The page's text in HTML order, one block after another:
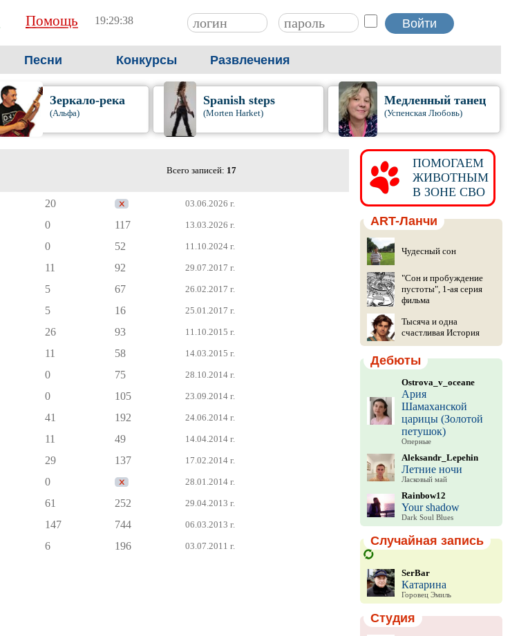
Помощь 19:29:39
Песни Конкурсы Развлечения
Зеркало-река
(Альфа)
Spanish steps
(Morten Harket)
Медленный танец
(Успенская Любовь)
Всего записей: 17
20 03.06.2026 г.
0 117 13.03.2026 г.
0 52 11.10.2024 г.
11 92 29.07.2017 г.
5 67 26.02.2017 г.
5 16 25.01.2017 г.
26 93 11.10.2015 г.
11 58 14.03.2015 г.
0 75 28.10.2014 г.
0 105 23.09.2014 г.
41 192 24.06.2014 г.
11 49 14.04.2014 г.
29 137 17.02.2014 г.
0 28.01.2014 г.
61 252 29.04.2013 г.
147 744 06.03.2013 г.
6 196 03.07.2011 г.
ПОМОГАЕМ
ЖИВОТНЫМ
В ЗОНЕ СВО
ART-Ланчи
Чудесный сон
"Сон и пробуждение
пустоты", 1-ая серия
фильма
Тысяча и одна
счастливая История
Дебюты
Ostrova_v_oceane
Ария
Шамаханской
царицы (Золотой
петушок)
Оперные
Aleksandr_Lepehin
Летние ночи
Ласковый май
Rainbow12
Your shadow
Dark Soul Blues
Случайная запись
SerBar
Катарина
Горовец Эмиль
Студия